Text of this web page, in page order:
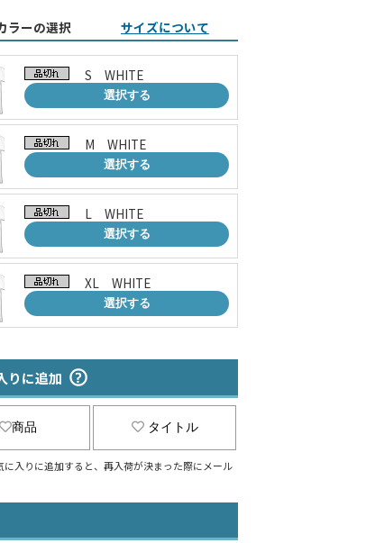
ラーの選択 サイズについて
S WHITE
選択する
M WHITE
選択する
L WHITE
選択する
XL WHITE
選択する
りに追加
商品 タイトル
入りに追加すると、再入荷が決まった際にメール